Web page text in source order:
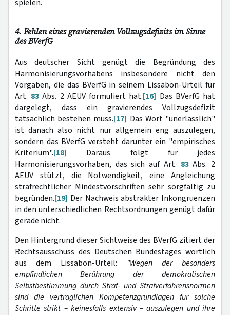
spielen.
4. Fehlen eines gravierenden Vollzugsdefizits im Sinne
des BVerfG
Aus deutscher Sicht genügt die Begründung des
Harmonisierungsvorhabens insbesondere nicht den
Vorgaben, die das BVerfG in seinem Lissabon-Urteil für
Art. 83 Abs. 2 AEUV formuliert hat.[16] Das BVerfG hat
dargelegt, dass ein gravierendes Vollzugsdefizit
tatsächlich bestehen muss.[17] Das Wort "unerlässlich"
ist danach also nicht nur allgemein eng auszulegen,
sondern das BVerfG versteht darunter ein "empirisches
Kriterium".[18] Daraus folgt für jedes
Harmonisierungsvorhaben, das sich auf Art. 83Abs. 2
AEUV stützt, die Notwendigkeit, eine Angleichung
strafrechtlicher Mindestvorschriften sehr sorgfältig zu
begründen.[19] Der Nachweis abstrakter Inkongruenzen
in den unterschiedlichen Rechtsordnungen genügt dafür
gerade nicht.
Den Hintergrund dieser Sichtweise des BVerfG zitiert der
Rechtsausschuss des Deutschen Bundestages wörtlich
aus dem Lissabon-Urteil:
"Wegen der besonders
empfindlichen Berührung der demokratischen
Selbstbestimmung durch Straf- und Strafverfahrensnormen
sind die vertraglichen Kompetenzgrundlagen für solche
Schritte strikt – keinesfalls extensiv – auszulegen und ihre